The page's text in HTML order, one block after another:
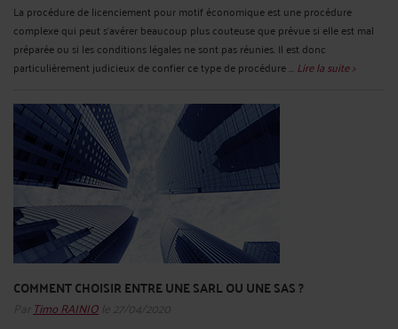
La procédure de licenciement pour motif économique est une procédure
complexe qui peut s’avérer beaucoup plus couteuse que prévue si elle est mal
préparée ou si les conditions légales ne sont pas réunies. Il est donc
particulièrement judicieux de confier ce type de procédure ... Lire la suite >
COMMENT CHOISIR ENTRE UNE SARL OU UNE SAS ?
Par Timo RAINIO le 27/04/2020